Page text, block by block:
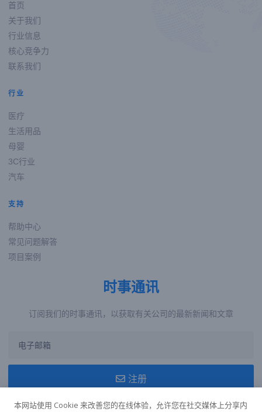
首页
关于我们
行业信息
核心竞争力
联系我们
行业
医疗
生活用品
母婴
3C行业
汽车
支持
帮助中心
常见问题解答
项目案例
时事通讯
订阅我们的时事通讯，以获取有关公司的最新新闻和文章
注册
本网站使用 Cookie 来改善您的在线体验，允许您在社交媒体上分享内